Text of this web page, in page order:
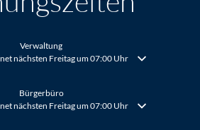
Verwaltung
Öffnungs- oder Schließzeiten auszublenden
nächsten Freitag um 07:00 Uhr
Bürgerbüro
Öffnungs- oder Schließzeiten auszublenden
nächsten Freitag um 07:00 Uhr